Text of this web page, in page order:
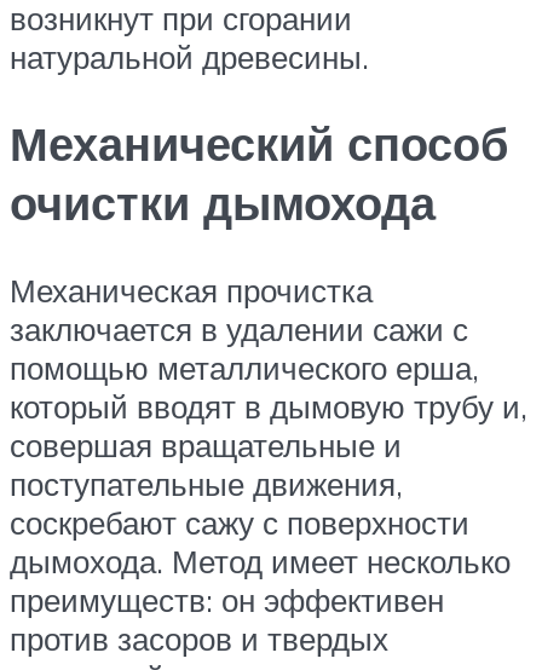
возникнут при сгорании
натуральной древесины.
Механический способ
очистки дымохода
Механическая прочистка
заключается в удалении сажи с
помощью металлического ерша,
который вводят в дымовую трубу и,
совершая вращательные и
поступательные движения,
соскребают сажу с поверхности
дымохода. Метод имеет несколько
преимуществ: он эффективен
против засоров и твердых